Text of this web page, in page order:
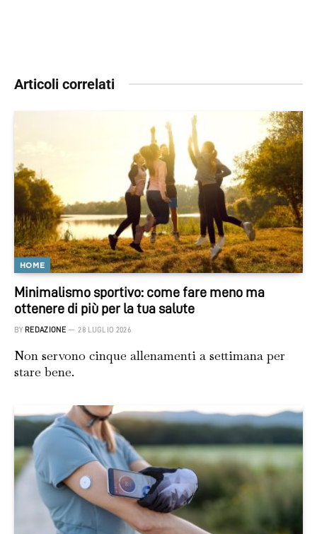
Articoli correlati
HOME
Minimalismo sportivo: come fare meno ma
ottenere di più per la tua salute
BY REDAZIONE 28 LUGLIO 2026
Non servono cinque allenamenti a settimana per
stare bene.